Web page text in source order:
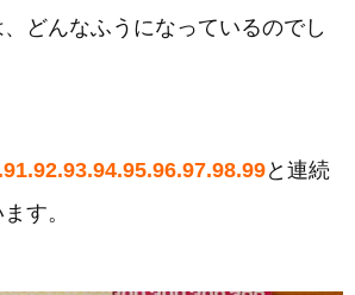
どんなふうになっているのでし
と連続
す。